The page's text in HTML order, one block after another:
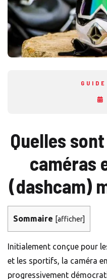
Quelles
caméras
(dashcam)
Sommaire [afficher]
Initialement conçue pour
et les sportifs, la caméra
progressivement